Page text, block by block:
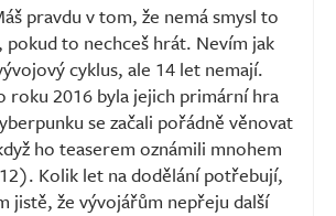
pravdu v tom, že nemá smysl to
to nechceš hrát. Nevím jak
cyklus, ale 14 let nemají.
roku 2016 byla jejich primární hra
se začali pořádně věnovat
ho teaserem oznámili mnohem
Kolik let na dodělání potřebují,
jistě, že vývojářům nepřeju další